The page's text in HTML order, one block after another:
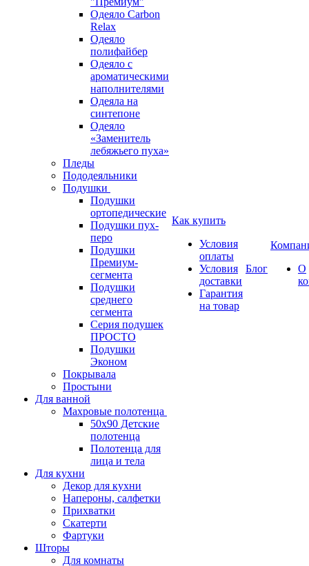
Одеяло Carbon
Relax
Одеяло
полифайбер
Одеяло с
ароматическими
наполнителями
Одеяла на
синтепоне
Одеяло
«Заменитель
лебяжьего пуха»
Пледы
Пододеяльники
Подушки
Подушки
ортопедические
Подушки пух-
перо
Подушки
Премиум-
сегмента
Подушки
среднего
сегмента
Серия подушек
ПРОСТО
Подушки
Эконом
Покрывала
Простыни
Для ванной
Махровые полотенца
50х90 Детские
полотенца
Полотенца для
лица и тела
Для кухни
Декор для кухни
Напероны, салфетки
Прихватки
Скатерти
Фартуки
Шторы
Для комнаты
Как купить
Условия
оплаты
Условия
доставки
Гарантия
на товар
Блог
О